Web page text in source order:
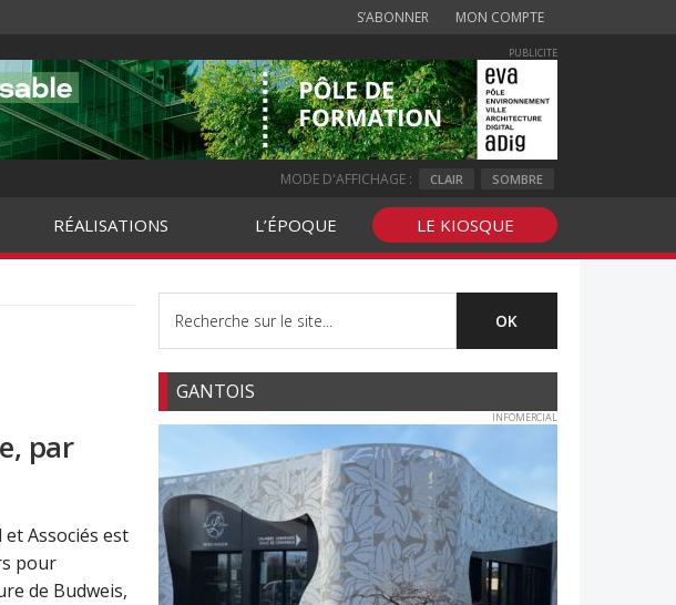
S’ABONNER MON COMPTE
PUBLICITE
MODE D'AFFICHAGE : CLAIR SOMBRE
RÉALISATIONS L’ÉPOQUE LE KIOSQUE
par
et Associés est
pour
de Budweis,
GANTOIS
INFOMERCIAL